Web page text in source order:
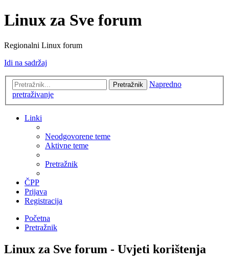
Linux za Sve forum
Regionalni Linux forum
Idi na sadržaj
Pretražnik
Napredno
pretraživanje
Linki
Neodgovorene teme
Aktivne teme
Pretražnik
ČPP
Prijava
Registracija
Početna
Pretražnik
Linux za Sve forum - Uvjeti korištenja